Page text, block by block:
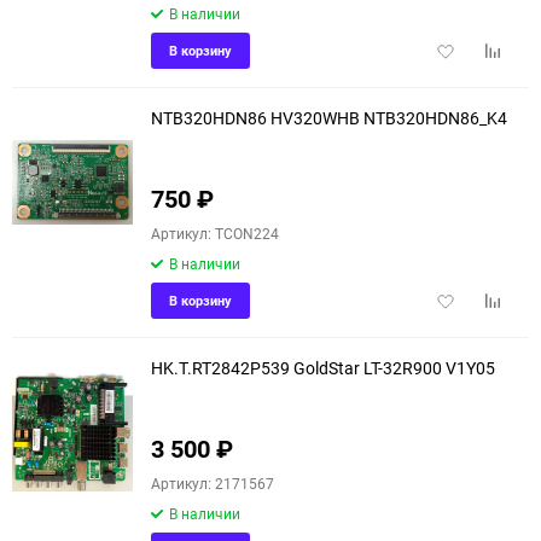
В наличии
Добавить
В корзину
NTB320HDN86 HV320WHB NTB320HDN86_K4
750₽
Артикул: TCON224
В наличии
Добавить
В корзину
HK.T.RT2842P539 GoldStar LT-32R900 V1Y05
3 500₽
Артикул: 2171567
В наличии